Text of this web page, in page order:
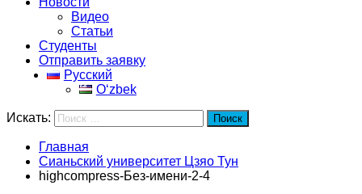
Видео
Статьи
Студенты
Отправить заявку
Русский
Oʻzbek
Искать: Поиск
Главная
Сианьский университет Цзяо Тун
highcompress-Без-имени-2-4